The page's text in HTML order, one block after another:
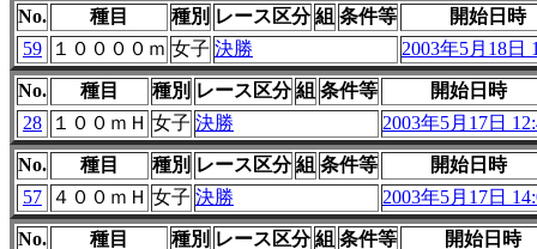
No. 種目 種別 レース区分 組 条件等
開始日時
59
１００００ｍ 女子 決勝 2003年5月18日
No. 種目 種別 レース区分 組 条件等
開始日時
28
１００ｍＨ 女子 決勝 2003年5月17日
No. 種目 種別 レース区分 組 条件等
開始日時
57
４００ｍＨ 女子 決勝 2003年5月17日
No. 種目 種別 レース区分 組 条件等
開始日時